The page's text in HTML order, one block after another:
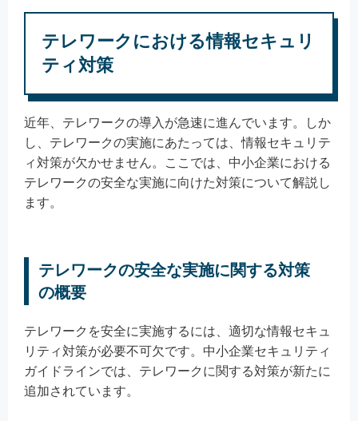
テレワークにおける情報セキュリ
ティ対策
近年、テレワークの導入が急速に進んでいます。しか
し、テレワークの実施にあたっては、情報セキュリテ
ィ対策が欠かせません。ここでは、中小企業における
テレワークの安全な実施に向けた対策について解説し
ます。
テレワークの安全な実施に関する対策
の概要
テレワークを安全に実施するには、適切な情報セキュ
リティ対策が必要不可欠です。中小企業セキュリティ
ガイドラインでは、テレワークに関する対策が新たに
追加されています。